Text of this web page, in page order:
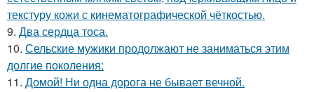
текстуру кожи с кинематографической чёткостью.
9. Два сердца тоса.
10. Сельские мужики продолжают не заниматься этим
долгие поколения:
11. Домой! Ни одна дорога не бывает вечной.